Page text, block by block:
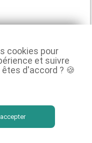
Fi
et Bluetooth
cookies pour
et suivre
d'accord ? 🍪